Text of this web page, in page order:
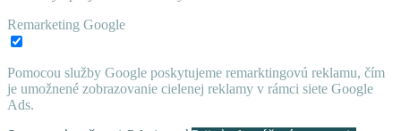
Remarketing Google
Pomocou služby Google poskytujeme remarktingovú reklamu, čím
je umožnené zobrazovanie cielenej reklamy v rámci siete Google
Ads.